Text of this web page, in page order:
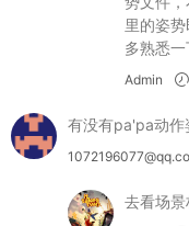
里的姿
多熟悉一
Admin
有没有pa'pa动作
去看场景